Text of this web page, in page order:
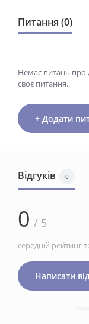
Питання (0)
Немає питань про
своє питання.
+ Додати
Відгуків 0
0 / 5
середній рейтинг
Написати